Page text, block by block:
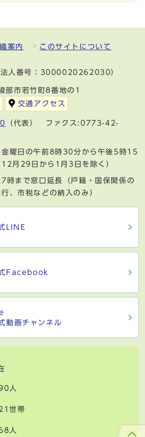
案内 このサイトについて
法人番号：3000020262030）
市若竹町8番地の1
交通アクセス
（代表） ファクス:0773-42-
曜日の午前8時30分から午後5時15
月29日から1月3日を除く）
7時まで窓口延長（戸籍・国保関係の
、市税などの納入のみ）
LINE
Facebook
動画チャンネル
人
世帯
人